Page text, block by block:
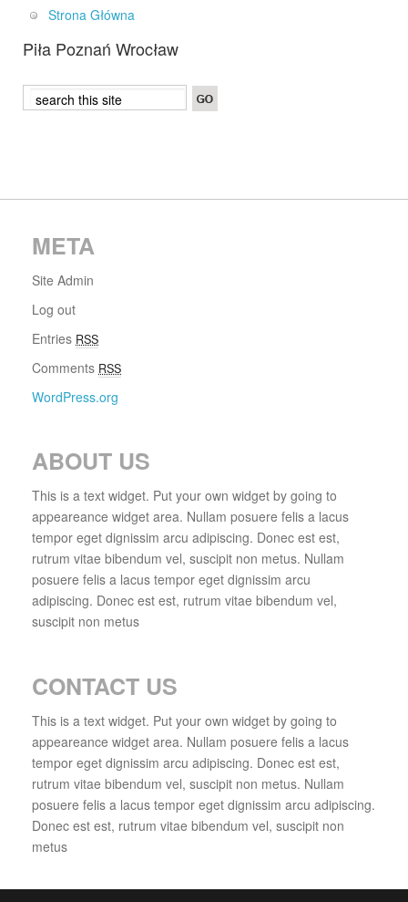
Strona Główna
Piła Poznań Wrocław
META
Site Admin
Log out
Entries RSS
Comments RSS
WordPress.org
ABOUT US
This is a text widget. Put your own widget by going to
appeareance widget area. Nullam posuere felis a lacus
tempor eget dignissim arcu adipiscing. Donec est est,
rutrum vitae bibendum vel, suscipit non metus. Nullam
posuere felis a lacus tempor eget dignissim arcu
adipiscing. Donec est est, rutrum vitae bibendum vel,
suscipit non metus
CONTACT US
This is a text widget. Put your own widget by going to
appeareance widget area. Nullam posuere felis a lacus
tempor eget dignissim arcu adipiscing. Donec est est,
rutrum vitae bibendum vel, suscipit non metus. Nullam
posuere felis a lacus tempor eget dignissim arcu adipiscing.
Donec est est, rutrum vitae bibendum vel, suscipit non
metus